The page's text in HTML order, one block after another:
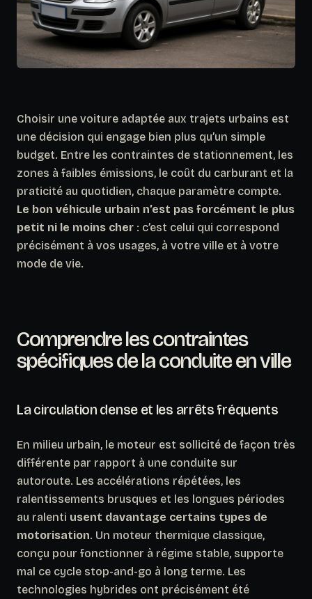
Choisir une voiture adaptée aux trajets urbains est
une décision qui engage bien plus qu’un simple
budget. Entre les contraintes de stationnement, les
zones à faibles émissions, le coût du carburant et la
praticité au quotidien, chaque paramètre compte.
Le bon véhicule urbain n’est pas forcément le plus
petit ni le moins cher : c’est celui qui correspond
précisément à vos usages, à votre ville et à votre
mode de vie.
Comprendre les contraintes
spécifiques de la conduite en ville
La circulation dense et les arrêts fréquents
En milieu urbain, le moteur est sollicité de façon très
différente par rapport à une conduite sur
autoroute. Les accélérations répétées, les
ralentissements brusques et les longues périodes
au ralenti usent davantage certains types de
motorisation. Un moteur thermique classique,
conçu pour fonctionner à régime stable, supporte
mal ce cycle stop-and-go à long terme. Les
technologies hybrides ont précisément été